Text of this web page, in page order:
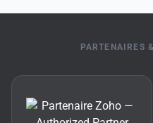
PARTENAIRES